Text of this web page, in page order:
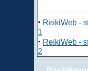
· ReikiWeb -
1
· ReikiWeb -
2